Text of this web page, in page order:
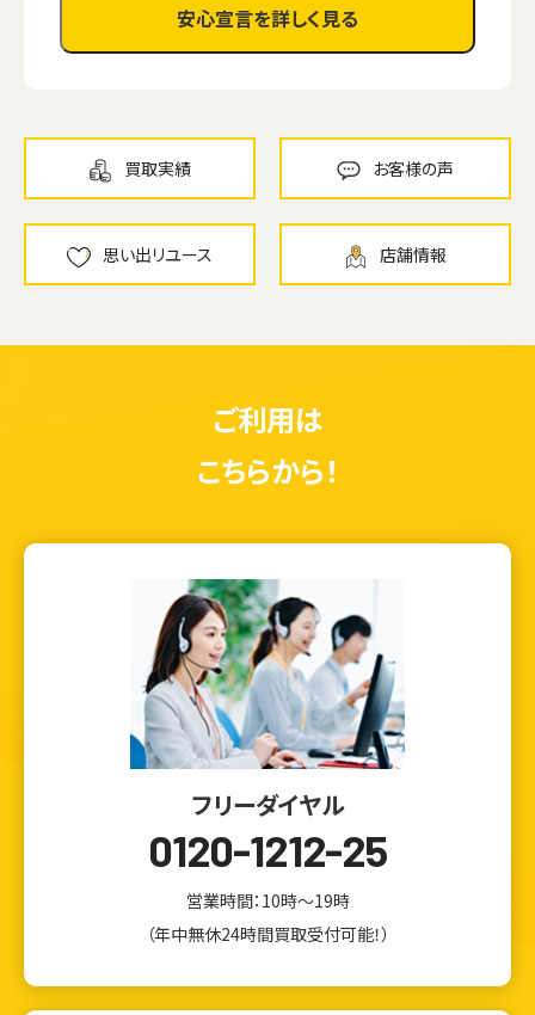
安心宣言を詳しく見る
買取実績 お客様の声
思い出リユース 店舗情報
ご利用は
こちらから！
フリーダイヤル
0120-1212-25
営業時間：10時～19時
（年中無休24時間買取受付可能！）